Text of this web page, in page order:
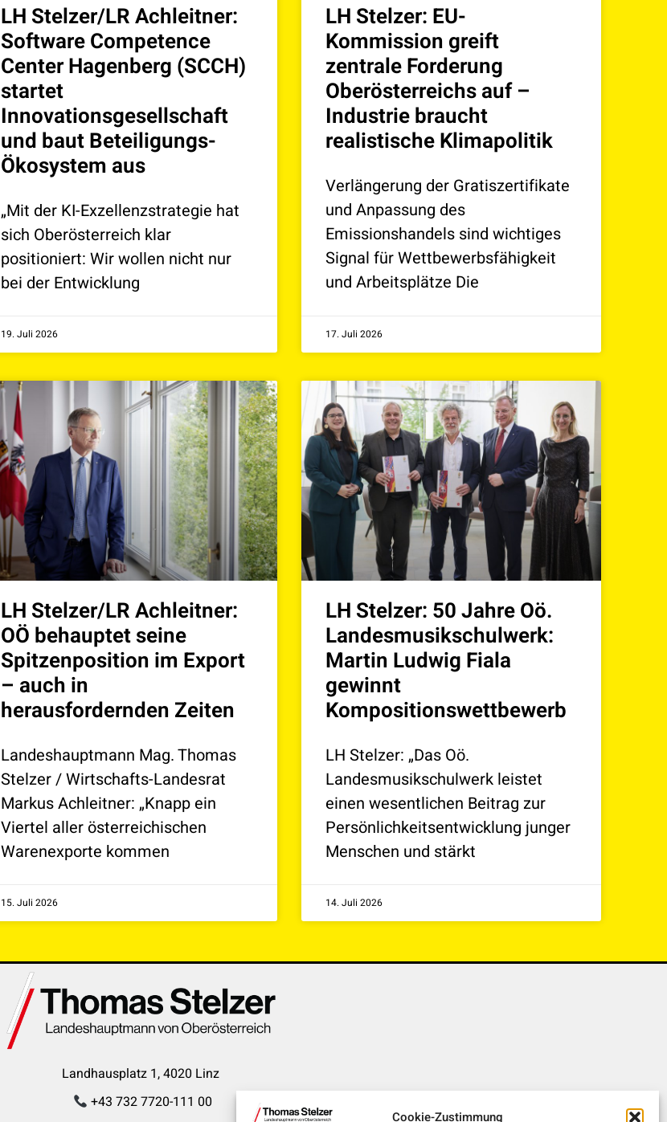
Cookie-Zustimmung
LH Stelzer/LR Achleitner:
Software Competence
Center Hagenberg (SCCH)
startet
Innovationsgesellschaft
und baut Beteiligungs-
Ökosystem aus
„Mit der KI-Exzellenzstrategie hat
sich Oberösterreich klar
positioniert: Wir wollen nicht nur
bei der Entwicklung
19. Juli 2026
LH Stelzer: EU-
Kommission greift
zentrale Forderung
Oberösterreichs auf –
Industrie braucht
realistische Klimapolitik
Verlängerung der Gratiszertifikate
und Anpassung des
Emissionshandels sind wichtiges
Signal für Wettbewerbsfähigkeit
und Arbeitsplätze Die
17. Juli 2026
LH Stelzer/LR Achleitner:
OÖ behauptet seine
Spitzenposition im Export
– auch in
herausfordernden Zeiten
Landeshauptmann Mag. Thomas
Stelzer / Wirtschafts-Landesrat
Markus Achleitner: „Knapp ein
Viertel aller österreichischen
Warenexporte kommen
15. Juli 2026
LH Stelzer: 50 Jahre Oö.
Landesmusikschulwerk:
Martin Ludwig Fiala
gewinnt
Kompositionswettbewerb
LH Stelzer: „Das Oö.
Landesmusikschulwerk leistet
einen wesentlichen Beitrag zur
Persönlichkeitsentwicklung junger
Menschen und stärkt
14. Juli 2026
Landhausplatz 1, 4020 Linz
+43 732 7720-111 00